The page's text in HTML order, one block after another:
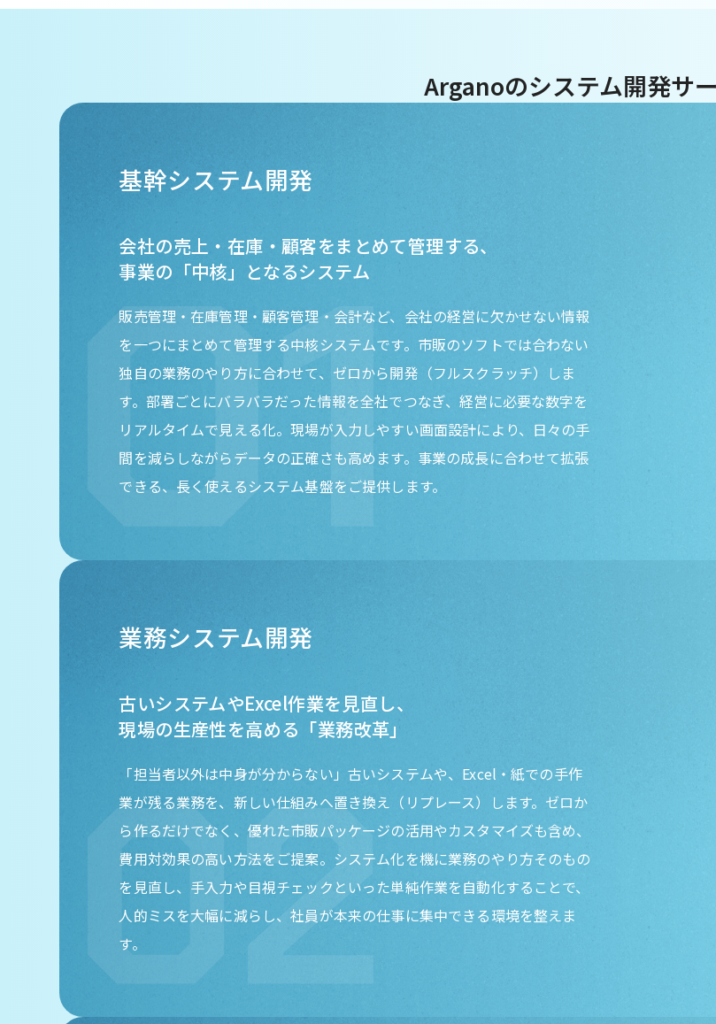
Arganoのシステム開発サ
基幹システム開発
会社の売上・在庫・顧客をまとめて管理する、
事業の「中核」となるシステム
販売管理・在庫管理・顧客管理・会計など、会社の経営に欠かせない情報
を一つにまとめて管理する中核システムです。市販のソフトでは合わない
独自の業務のやり方に合わせて、ゼロから開発（フルスクラッチ）しま
す。部署ごとにバラバラだった情報を全社でつなぎ、経営に必要な数字を
リアルタイムで見える化。現場が入力しやすい画面設計により、日々の手
間を減らしながらデータの正確さも高めます。事業の成長に合わせて拡張
できる、長く使えるシステム基盤をご提供します。
業務システム開発
古いシステムやExcel作業を見直し、
現場の生産性を高める「業務改革」
「担当者以外は中身が分からない」古いシステムや、Excel・紙での手作
業が残る業務を、新しい仕組みへ置き換え（リプレース）します。ゼロか
ら作るだけでなく、優れた市販パッケージの活用やカスタマイズも含め、
費用対効果の高い方法をご提案。システム化を機に業務のやり方そのもの
を見直し、手入力や目視チェックといった単純作業を自動化することで、
人的ミスを大幅に減らし、社員が本来の仕事に集中できる環境を整えま
す。